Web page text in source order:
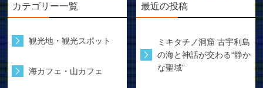
カテゴリー一覧
観光地・観光スポット
海カフェ・山カフェ
最近の投稿
ミキタチノ洞窟 古宇利島
の海と神話が交わる“静か
な聖域”